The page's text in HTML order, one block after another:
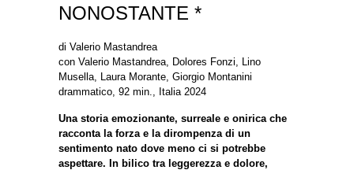
NONOSTANTE *
di Valerio Mastandrea
con Valerio Mastandrea, Dolores Fonzi, Lino
Musella, Laura Morante, Giorgio Montanini
drammatico, 92 min., Italia 2024
Una storia emozionante, surreale e onirica che
racconta la forza e la dirompenza di un
sentimento nato dove meno ci si potrebbe
aspettare. In bilico tra leggerezza e dolore,